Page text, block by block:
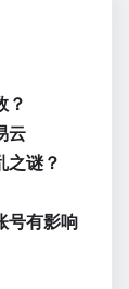
？
云
之谜？
号有影响